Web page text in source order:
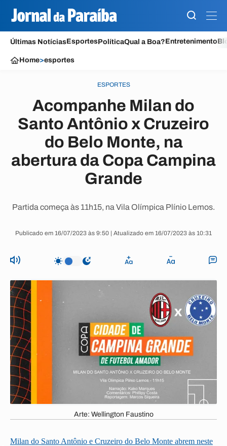
Últimas NotíciasEsportesPolíticaQual a Boa?Entretenimento
Home>esportes
ESPORTES
Acompanhe Milan do
Santo Antônio x Cruzeiro
do Belo Monte, na
abertura da Copa Campina
Grande
Partida começa às 11h15, na Vila Olímpica Plínio Lemos.
Publicado em 16/07/2023 às 9:50 | Atualizado em 16/07/2023 às 10:31
Arte: Wellington Faustino
Milan do Santo Antônio e Cruzeiro do Belo Monte abrem neste